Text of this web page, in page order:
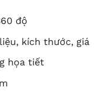
độ
kích thước, giá
họa tiết